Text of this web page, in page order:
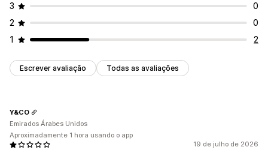
3
0
2
0
1
2
Escrever avaliação Todas as avaliações
19 de julho de 2026
Y&CO
Emirados Árabes Unidos
Aproximadamente 1 hora usando o app